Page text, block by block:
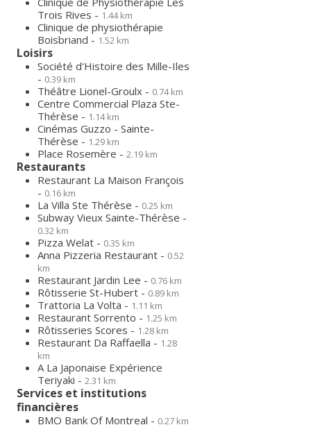
Trois Rives - 1.44 km
Clinique de physiothérapie
Boisbriand - 1.52 km
Loisirs
Société d'Histoire des Mille-Iles
- 0.39 km
Théâtre Lionel-Groulx - 0.74 km
Centre Commercial Plaza Ste-
Thérèse - 1.14 km
Cinémas Guzzo - Sainte-
Thérèse - 1.29 km
Place Rosemère - 2.19 km
Restaurants
Restaurant La Maison François
- 0.16 km
La Villa Ste Thérèse - 0.25 km
Subway Vieux Sainte-Thérèse -
0.32 km
Pizza Welat - 0.35 km
Anna Pizzeria Restaurant - 0.52
km
Restaurant Jardin Lee - 0.76 km
Rôtisserie St-Hubert - 0.89 km
Trattoria La Volta - 1.11 km
Restaurant Sorrento - 1.25 km
Rôtisseries Scores - 1.28 km
Restaurant Da Raffaella - 1.28
km
A La Japonaise Expérience
Teriyaki - 2.31 km
Services et institutions
financières
BMO Bank Of Montreal - 0.27 km